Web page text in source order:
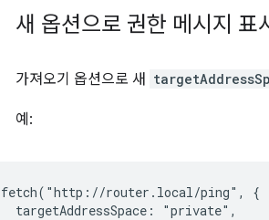
새 옵션으로 권한 메시지 표
가져오기 옵션으로 새
예:
fetch("http://router.local/ping", {
  targetAddressSpace: "private",